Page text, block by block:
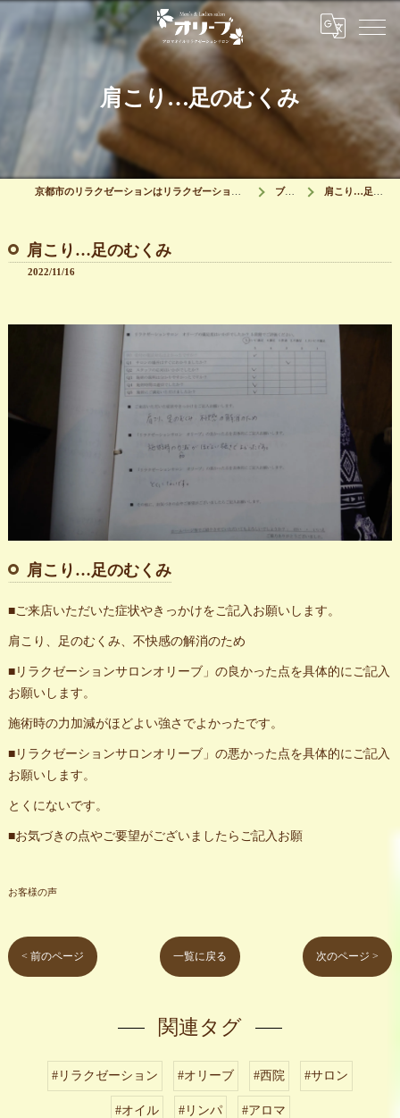
肩こり…足のむくみ
ブログ 肩こり…足のむくみ
肩こり…足のむくみ
2022/11/16
肩こり…足のむくみ
■ご来店いただいた症状やきっかけをご記入お願いします。
肩こり、足のむくみ、不快感の解消のため
■リラクゼーションサロンオリーブ」の良かった点を具体的にご記入
お願いします。
施術時の力加減がほどよい強さでよかったです。
■リラクゼーションサロンオリーブ」の悪かった点を具体的にご記入
お願いします。
とくにないです。
■お気づきの点やご要望がございましたらご記入お願
お客様の声
< 前のページ 一覧に戻る 次のページ >
関連タグ
#リラクゼーション #オリーブ #西院 #サロン
#オイル #リンパ #アロマ